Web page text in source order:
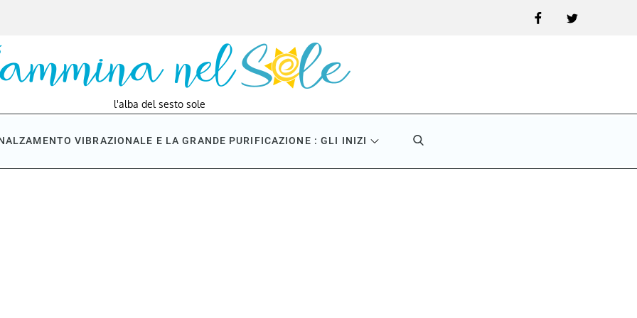
FacebookTwitter
l'alba del sesto sole
VIBRAZIONALE E LA GRANDE PURIFICAZIONE : GLI INIZI